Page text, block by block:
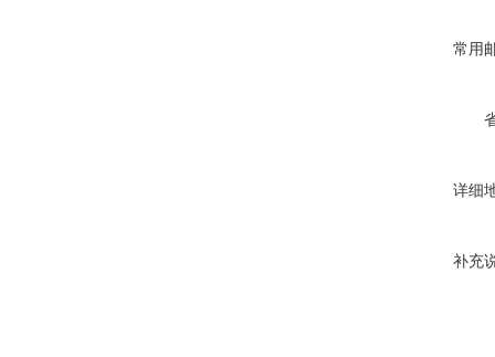
常用
详细
补充